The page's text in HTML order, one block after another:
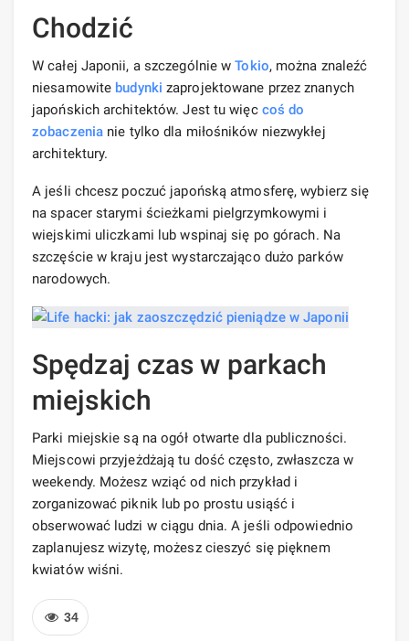
Chodzić
W całej Japonii, a szczególnie wTokio, można znaleźć
niesamowite budynki zaprojektowane przez znanych
japońskich architektów. Jest tu więc coś do
zobaczenia nie tylko dla miłośników niezwykłej
architektury.
A jeśli chcesz poczuć japońską atmosferę, wybierz się
na spacer starymi ścieżkami pielgrzymkowymi i
wiejskimi uliczkami lub wspinaj się po górach. Na
szczęście w kraju jest wystarczająco dużo parków
narodowych.
Spędzaj czas w parkach
miejskich
Parki miejskie są na ogół otwarte dla publiczności.
Miejscowi przyjeżdżają tu dość często, zwłaszcza w
weekendy. Możesz wziąć od nich przykład i
zorganizować piknik lub po prostu usiąść i
obserwować ludzi w ciągu dnia. A jeśli odpowiednio
zaplanujesz wizytę, możesz cieszyć się pięknem
kwiatów wiśni.
34